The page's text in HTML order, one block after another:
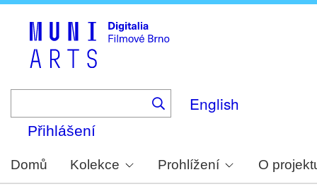
English
Přihlášení
Domů Kolekce Prohlížení O